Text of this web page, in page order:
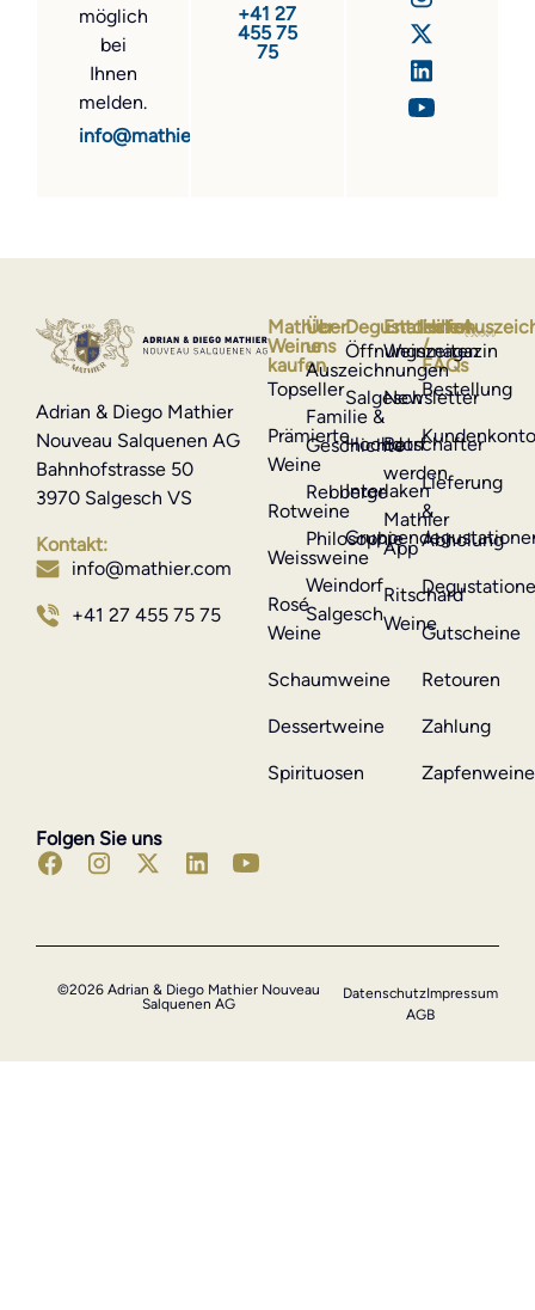
möglich
bei
Ihnen
melden.
info@mathier.com
+41 27
455 75
75
Adrian & Diego Mathier
Nouveau Salquenen AG
Bahnhofstrasse 50
3970 Salgesch VS
Kontakt:
info@mathier.com
+41 27 455 75 75
Folgen Sie uns
Mathier-
Weine
kaufen
Topseller
Prämierte
Weine
Rotweine
Weissweine
Rosé
Weine
Schaumweine
Dessertweine
Spirituosen
Hilfe
/
FAQs
Bestellung
Lieferung
&
Abholung
Gutscheine
Retouren
Zahlung
Zapfenweine
Entdecken
Weinmagazin
Newsletter
Botschafter
werden
Mathier
App
Ritschard
Weine
Degustationen
Öffnungszeiten
Salgesch
Hochdorf
Interlaken
Über
uns
Auszeichnungen
Familie &
Geschichte
Rebberge
Philosophie
Weindorf
Salgesch
©2026 Adrian & Diego Mathier Nouveau
Salquenen AG
DatenschutzImpressum
AGB